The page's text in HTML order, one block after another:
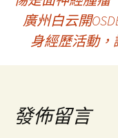
章
導
覽
廣州白云開
身經歷活動
發佈留言